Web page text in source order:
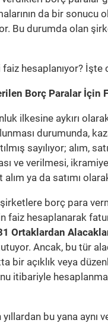
da bir sonucu
Bu durumda olan
hesaplanıyor? İşte
Borç Paralar İçin
ilkesine aykırı
durumunda,
sayılıyor; alım,
ve verilmesi,
ya da satımı
borç para
hesaplanarak
Ortaklardan
Ancak, bu tür
bir açıklık veya
itibariyle
bu yana aynı